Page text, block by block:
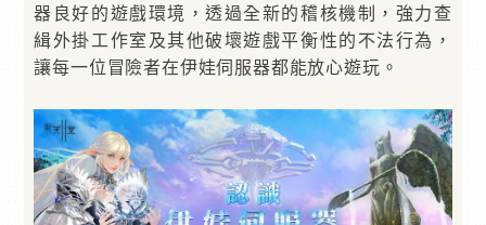
器良好的遊戲環境，透過全新的稽核機制，強力查
緝外掛工作室及其他破壞遊戲平衡性的不法行為，
讓每一位冒險者在伊娃伺服器都能放心遊玩。